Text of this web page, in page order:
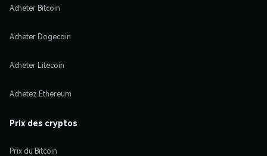
Acheter Bitcoin
Acheter Dogecoin
Acheter Litecoin
Achetez Ethereum
Prix des cryptos
Prix du Bitcoin